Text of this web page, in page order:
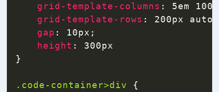
grid-template-columns :
5em
grid-template-rows : 200px auto
gap : 10px ;
height :
}
.code-container>div
{